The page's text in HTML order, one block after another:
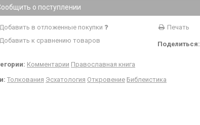
о поступлении
Добавить в отложенные покупки
Печать
Добавить к сравнению товаров
Поделиться:
Комментарии Православная книга
Толкования Эсхатология Откровение Библеистика